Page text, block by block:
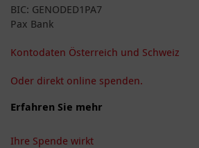
BIC: GENODED1PA7
Pax Bank
Kontodaten Österreich und Schweiz
Oder direkt online spenden.
Erfahren Sie mehr
Ihre Spende wirkt